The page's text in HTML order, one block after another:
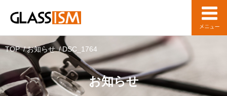
お知らせ
TOP お知らせ DSC_1764